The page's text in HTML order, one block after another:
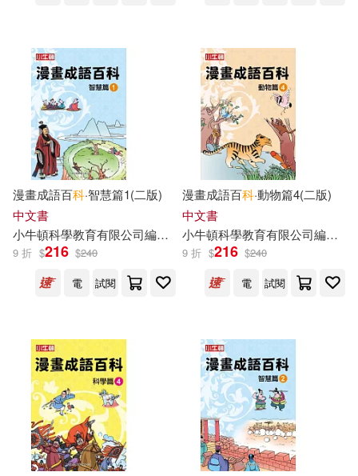
漫畫成語百科·智慧篇1(二版)
中文書
小牛頓科學教育有限公司編輯 團隊
9 折 $216 $240
電
試閱
漫畫成語百科·動物篇4(二版)
中文書
小牛頓科學教育有限公司編輯
9 折 $216 $240
電
試閱